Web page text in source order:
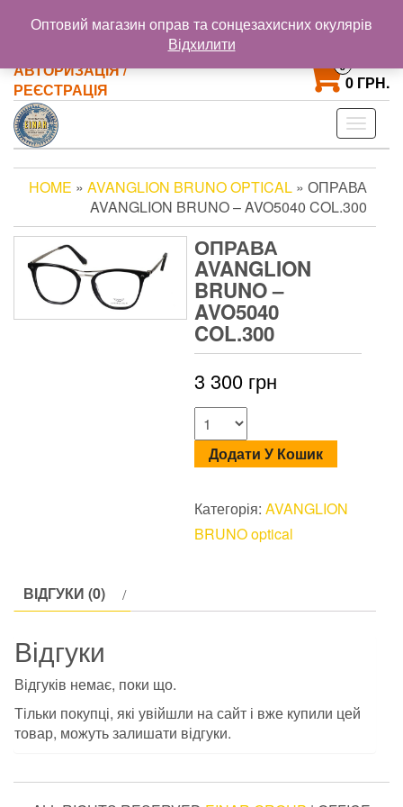
@gmail.com
+38 093 121 72 02
+38 063 853 58 33
АВТОРИЗАЦІЯ /
РЕЄСТРАЦІЯ
0
0 ГРН.
Toggle
HOME » AVANGLION BRUNO OPTICAL » ОПРАВА
AVANGLION BRUNO – AVO5040 COL.300
ОПРАВА
AVANGLION
BRUNO –
AVO5040
COL.300
3 300 грн
Додати У Кошик
Категорія:AVANGLION
BRUNO optical
ВІДГУКИ (0)
Відгуки
Відгуків немає, поки що.
Тільки покупці, які увійшли на сайт і вже купили цей
товар, можуть залишати відгуки.
Оптовий магазин оправ та сонцезахисних окулярів
Відхилити